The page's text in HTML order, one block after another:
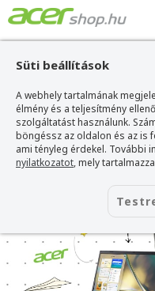
Süti beállítások
A webhely tartalmának
élmény és a teljesítmény
szolgáltatást használunk.
böngéssz az oldalon és az is
ami tényleg érdekel. További
nyilatkozatot, mely